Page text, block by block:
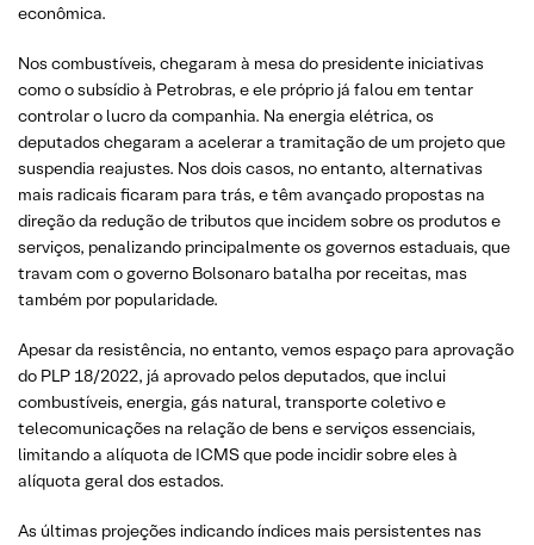
econômica.
Nos combustíveis, chegaram à mesa do presidente iniciativas
como o subsídio à Petrobras, e ele próprio já falou em tentar
controlar o lucro da companhia. Na energia elétrica, os
deputados chegaram a acelerar a tramitação de um projeto que
suspendia reajustes. Nos dois casos, no entanto, alternativas
mais radicais ficaram para trás, e têm avançado propostas na
direção da redução de tributos que incidem sobre os produtos e
serviços, penalizando principalmente os governos estaduais, que
travam com o governo Bolsonaro batalha por receitas, mas
também por popularidade.
Apesar da resistência, no entanto, vemos espaço para aprovação
do PLP 18/2022, já aprovado pelos deputados, que inclui
combustíveis, energia, gás natural, transporte coletivo e
telecomunicações na relação de bens e serviços essenciais,
limitando a alíquota de ICMS que pode incidir sobre eles à
alíquota geral dos estados.
As últimas projeções indicando índices mais persistentes nas